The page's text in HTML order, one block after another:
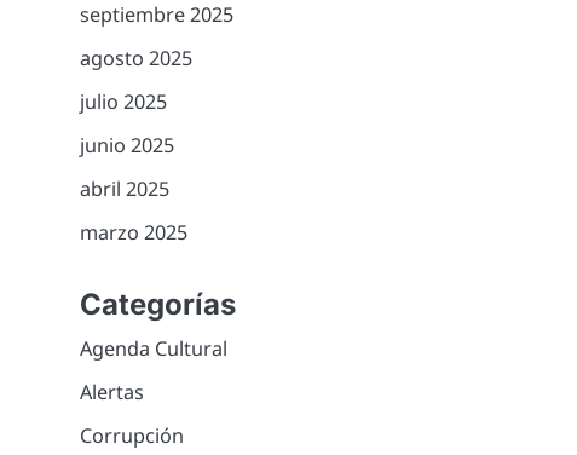
septiembre 2025
agosto 2025
julio 2025
junio 2025
abril 2025
marzo 2025
Categorías
Agenda Cultural
Alertas
Corrupción